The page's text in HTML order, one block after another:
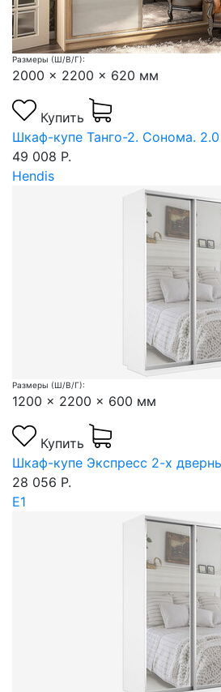
Размеры (Ш/В/Г):
2000 x 2200 x 620 мм
Купить
Шкаф-купе Танго-2. Сонома.
49 008 Р.
Hendis
Размеры (Ш/В/Г):
1200 x 2200 x 600 мм
Купить
Шкаф-купе Экспресс 2-х
28 056 Р.
Е1